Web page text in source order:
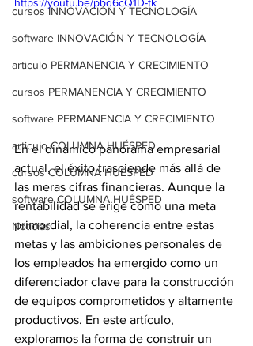
cursos INNOVACIÓN Y TECNOLOGÍA
software INNOVACIÓN Y TECNOLOGÍA
articulo PERMANENCIA Y CRECIMIENTO
cursos PERMANENCIA Y CRECIMIENTO
software PERMANENCIA Y CRECIMIENTO
articulo COLUMNA HUÉSPED
cursos COLUMNA HUÉSPED
software COLUMNA HUÉSPED
Noticias
En el dinámico panorama empresarial
actual, el éxito trasciende más allá de
las meras cifras financieras. Aunque la
rentabilidad se erige como una meta
primordial, la coherencia entre estas
metas y las ambiciones personales de
los empleados ha emergido como un
diferenciador clave para la construcción
de equipos comprometidos y altamente
productivos. En este artículo,
exploramos la forma de construir un